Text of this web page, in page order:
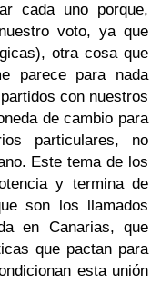
cada uno porque,
voto, ya que
otra cosa que
parece para nada
con nuestros
de cambio para
particulares, no
Este tema de los
y termina de
son los llamados
en Canarias, que
que pactan para
esta unión